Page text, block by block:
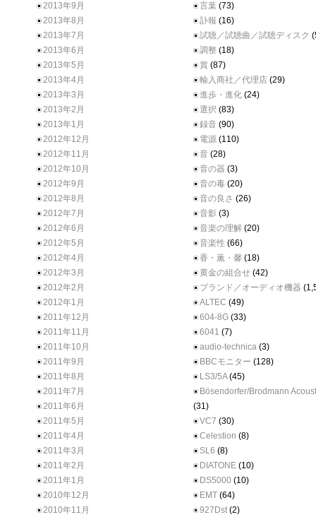
2013年9月
2013年8月
2013年7月
2013年6月
2013年5月
2013年4月
2013年3月
2013年2月
2013年1月
2012年12月
2012年11月
2012年10月
2012年9月
2012年8月
2012年7月
2012年6月
2012年5月
2012年4月
2012年3月
2012年2月
2012年1月
2011年12月
2011年11月
2011年10月
2011年9月
2011年8月
2011年7月
2011年6月
2011年5月
2011年4月
2011年3月
2011年2月
2011年1月
2010年12月
2010年11月
言葉 (73)
訃報 (16)
試聴／試聴曲／試聴ディスク
調整 (18)
賞 (87)
輸入商社／代理店 (29)
進歩・進化 (24)
選択 (83)
録音 (90)
電源 (110)
音 (28)
音の器 (3)
音の毒 (20)
音の良さ (26)
音影 (3)
音楽の理解 (20)
音楽性 (66)
香・薫・馨 (18)
黄金の組合せ (42)
ブランド／オーディオ機器
ALTEC (49)
604-8G (33)
6041 (7)
audio-technica (3)
BBCモニター (128)
LS3/5A(45)
Bösendorfer/Brodmann
(31)
VC7 (30)
Celestion (8)
SL6 (8)
DIATONE (10)
DS5000 (10)
EMT (64)
927Dst (2)